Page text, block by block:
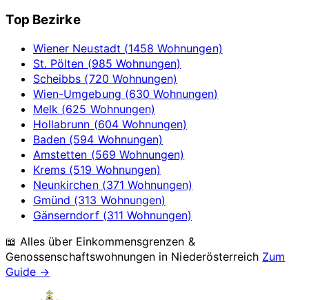
Top Bezirke
Wiener Neustadt (1458 Wohnungen)
St. Pölten (985 Wohnungen)
Scheibbs (720 Wohnungen)
Wien-Umgebung (630 Wohnungen)
Melk (625 Wohnungen)
Hollabrunn (604 Wohnungen)
Baden (594 Wohnungen)
Amstetten (569 Wohnungen)
Krems (519 Wohnungen)
Neunkirchen (371 Wohnungen)
Gmünd (313 Wohnungen)
Gänserndorf (311 Wohnungen)
📖 Alles über Einkommensgrenzen &
Genossenschaftswohnungen in Niederösterreich Zum
Guide →